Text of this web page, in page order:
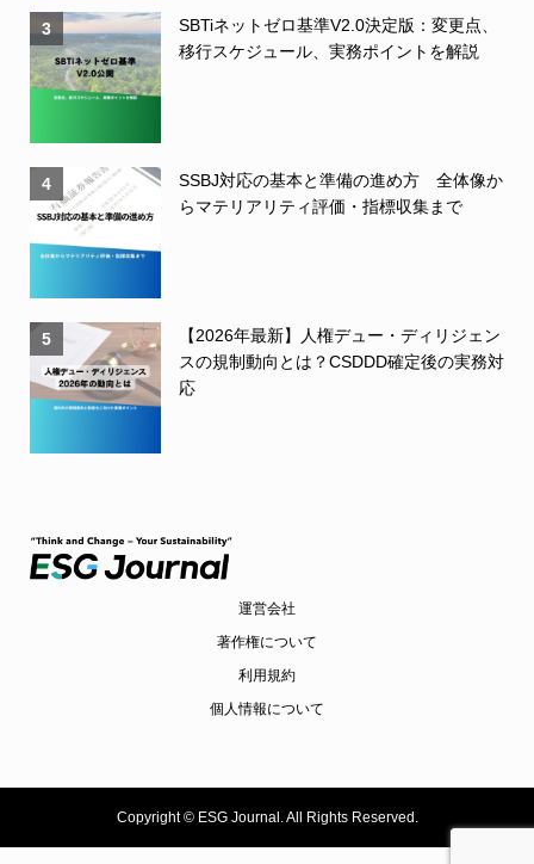
3
SBTiネットゼロ基準V2.0決定版：変更点、
移行スケジュール、実務ポイントを解説
4
SSBJ対応の基本と準備の進め方 全体像か
らマテリアリティ評価・指標収集まで
5
【2026年最新】人権デュー・ディリジェン
スの規制動向とは？CSDDD確定後の実務対
応
運営会社
著作権について
利用規約
個人情報について
Copyright ©ESG Journal. All Rights Reserved.